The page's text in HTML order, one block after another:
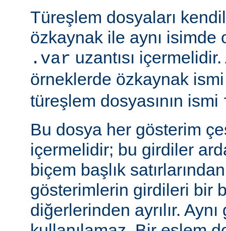
Türeşlem dosyaları
özkaynak ile aynı isimde
.var uzantısı
örneklerde özkaynak
türeşlem dosyasının ismi
Bu dosya her gösterim
içermelidir; bu girdiler
biçem başlık
gösterimlerin girdileri bir
diğerlerinden ayrılır.